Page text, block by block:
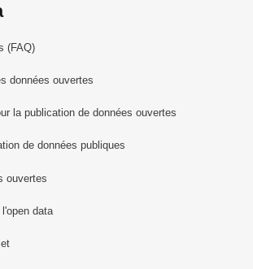
(FAQ)
données ouvertes
la publication de données ouvertes
de données publiques
ouvertes
data